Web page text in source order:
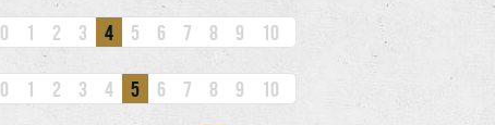
0 1 2 3 4 5 6 7 8 9 10
0 1 2 3 4 5 6 7 8 9 10